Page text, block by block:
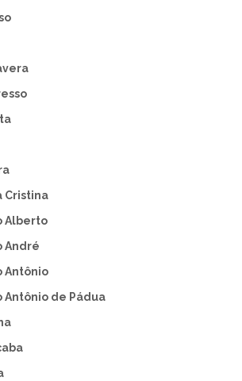
Cristina
Alberto
André
Antônio
Antônio de Pádua